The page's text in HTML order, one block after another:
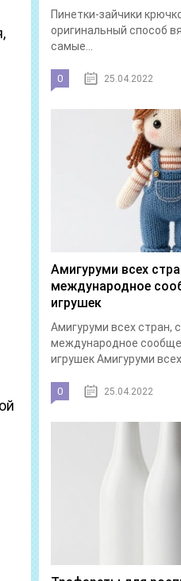
Пинетки-зайчики
оригинальный способ
самые...
0 25.04.2022
Амигуруми всех
международное
игрушек
Амигуруми всех стран,
международное
игрушек Амигуруми
0 25.04.2022